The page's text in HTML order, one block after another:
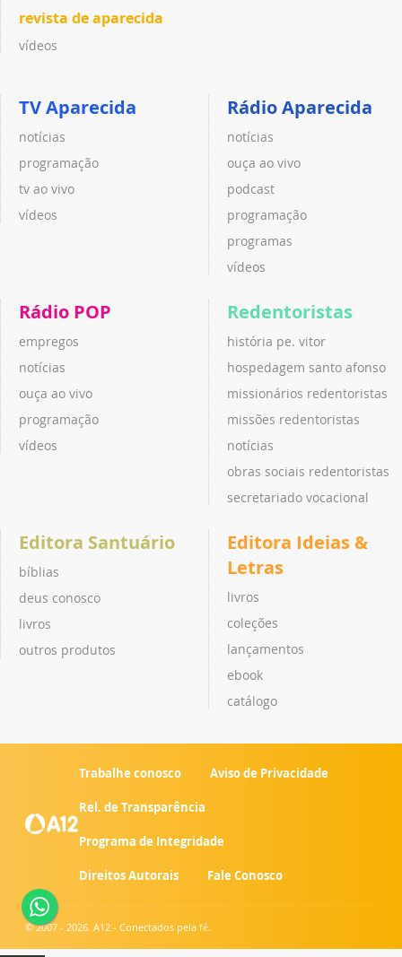
revista de aparecida
vídeos
TV Aparecida
notícias
programação
tv ao vivo
vídeos
Rádio Aparecida
notícias
ouça ao vivo
podcast
programação
programas
vídeos
Rádio POP
empregos
notícias
ouça ao vivo
programação
vídeos
Redentoristas
história pe. vitor
hospedagem santo afonso
missionários redentoristas
missões redentoristas
notícias
obras sociais redentoristas
secretariado vocacional
Editora Santuário
bíblias
deus conosco
livros
outros produtos
Editora Ideias &
Letras
livros
coleções
lançamentos
ebook
catálogo
Trabalhe conosco Aviso de Privacidade
Rel. de Transparência
Programa de Integridade
Direitos Autorais Fale Conosco
© 2007 - 2026. A12 - Conectados pela fé.